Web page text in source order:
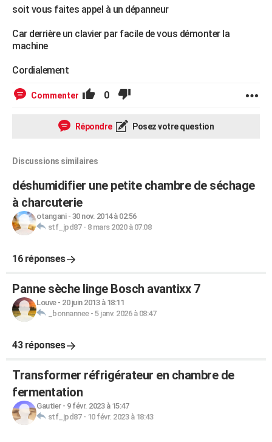
soit vous faites appel à un dépanneur
Car derrière un clavier par facile de vous démonter la
machine
Cordialement
Commenter 0
Répondre Posez votre question
Discussions similaires
déshumidifier une petite chambre de séchage
à charcuterie
otangani- 30 nov. 2014 à 02:56
stf_jpd87- 8 mars 2020 à 07:08
16 réponses
Panne sèche linge Bosch avantixx 7
Louve- 20 juin 2013 à 18:11
_bonnannee- 5 janv. 2026 à 08:47
43 réponses
Transformer réfrigérateur en chambre de
fermentation
Gautier- 9 févr. 2023 à 15:47
stf_jpd87- 10 févr. 2023 à 18:43